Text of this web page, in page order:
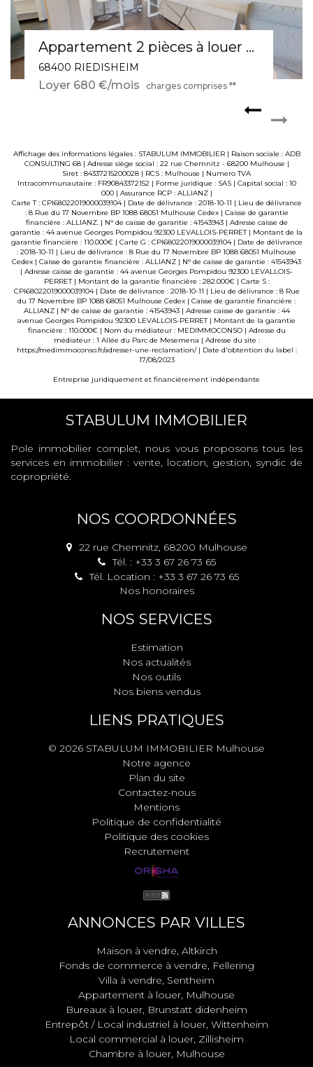
Appartement 3 pièces à louer en rez-de-chaussée à Mulhouse - Réf 566
68100 MULHOUSE
Loyer 590 €/mois charges comprises **
Affichage des informations légales : STABULUM IMMOBILIER | Raison sociale : ADB
CONSULTING 68 | Adresse siège social : 22 rue Chemnitz - 68200 Mulhouse |
Siret : 84337215200028 | RCS : Mulhouse | Numero TVA
Intracommunautaire : FR90843372152 | Forme juridique : SAS | Capital social : 10
000 | Assurance RCP : ALLIANZ |
Carte T : CPI68022019000039104 | Date de délivrance : 2018-10-11 | Lieu de délivrance
: 8 Rue du 17 Novembre BP 1088 68051 Mulhouse Cedex | Caisse de garantie
financière : ALLIANZ. | N° de caisse de garantie : 41543943 | Adresse caisse de
garantie : 44 avenue Georges Pompidou 92300 LEVALLOIS-PERRET | Montant de la
garantie financière : 110.000€ | Carte G : CPI68022019000039104 | Date de délivrance
: 2018-10-11 | Lieu de délivrance : 8 Rue du 17 Novembre BP 1088 68051 Mulhouse
Cedex | Caisse de garantie financière : ALLIANZ | N° de caisse de garantie : 41543943
| Adresse caisse de garantie : 44 avenue Georges Pompidou 92300 LEVALLOIS-
PERRET | Montant de la garantie financière : 282.000€ | Carte S :
CPI68022019000039104 | Date de délivrance : 2018-10-11 | Lieu de délivrance : 8 Rue
du 17 Novembre BP 1088 68051 Mulhouse Cedex | Caisse de garantie financière :
ALLIANZ | N° de caisse de garantie : 41543943 | Adresse caisse de garantie : 44
avenue Georges Pompidou 92300 LEVALLOIS-PERRET | Montant de la garantie
financière : 110.000€ | Nom du médiateur : MEDIMMOCONSO | Adresse du
médiateur : 1 Allée du Parc de Mesemena | Adresse du site :
https://medimmoconso.fr/adresser-une-reclamation/| Date d'obtention du label :
17/08/2023
Entreprise juridiquement et financièrement indépendante
STABULUM IMMOBILIER
Pole immobilier complet, nous vous proposons tous les
services en immobilier : vente, location, gestion, syndic de
copropriété.
NOS COORDONNÉES
22 rue Chemnitz, 68200 Mulhouse
Tél. : +33 3 67 26 73 65
Tél. Location : +33 3 67 26 73 65
Nos honoraires
NOS SERVICES
Estimation
Nos actualités
Nos outils
Nos biens vendus
LIENS PRATIQUES
© 2026 STABULUM IMMOBILIER Mulhouse
Notre agence
Plan du site
Contactez-nous
Mentions
Politique de confidentialité
Politique des cookies
Recrutement
ANNONCES PAR VILLES
Maison à vendre, Altkirch
Fonds de commerce à vendre, Fellering
Villa à vendre, Sentheim
Appartement à louer, Mulhouse
Bureaux à louer, Brunstatt didenheim
Entrepôt / Local industriel à louer, Wittenheim
Local commercial à louer, Zillisheim
Chambre à louer, Mulhouse